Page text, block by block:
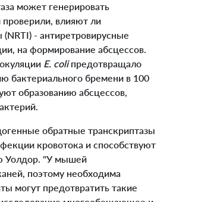
может генерировать
влияют ли
- антиретровирусные
на формирование абсцессов.
E. coliпредотвращало
бактериального бремени в 100
образованию абсцессов,
обратные транскриптазы
кровотока и способствуют
Уолдор. "У мышей
поэтому необходима
могут предотвратить такие